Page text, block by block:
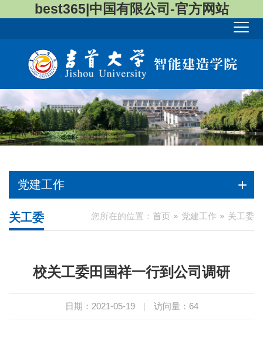
best365|中国有限公司-官方网站
党建工作
您所在的位置： 首页 党建工作 关工委
关工委
校关工委田国祥一行到公司调研
日期：2021-05-19 | 访问量： 64